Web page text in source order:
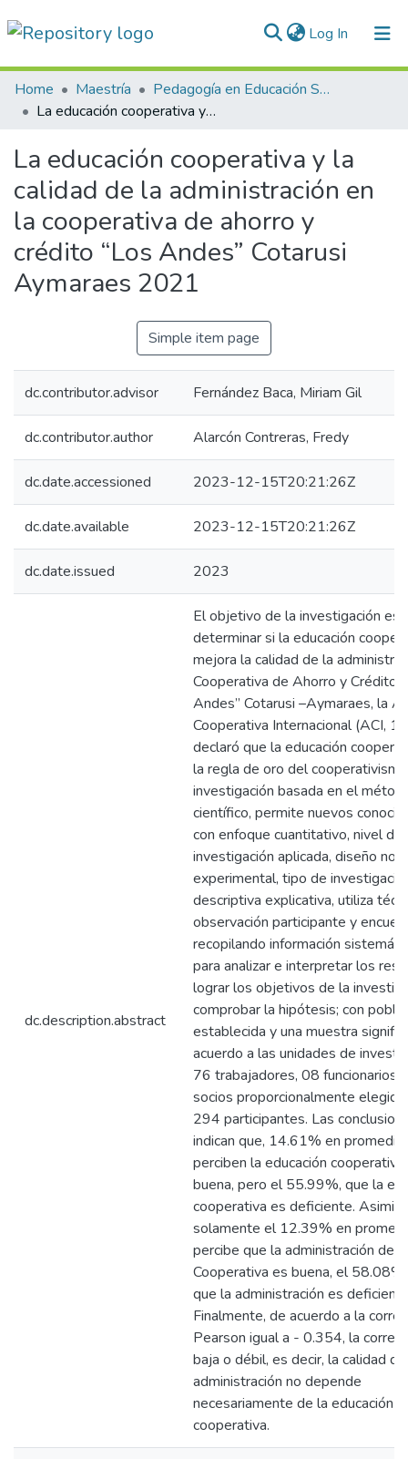
Log In (current)
Communities & Collections
All of DSpace
Statistics
Normativas
Home Maestría
Pedagogía en Educación Superior
La educación cooperativa y la calidad de la administración en la cooperativa de ahorro y crédito “Los Andes” Cotarusi Aymaraes 2021
La educación cooperativa y la
calidad de la administración en
la cooperativa de ahorro y
crédito “Los Andes” Cotarusi
Aymaraes 2021
Simple item page
dc.contributor.advisor Fernández Baca, Miriam Gil
dc.contributor.author Alarcón Contreras, Fredy
dc.date.accessioned 2023-12-15T20:21:26Z
dc.date.available 2023-12-15T20:21:26Z
dc.date.issued 2023
dc.description.abstract
El objetivo de la investigación es
determinar si la educación
mejora la calidad de la
Cooperativa de Ahorro y Crédito
Andes” Cotarusi –Aymaraes, la
Cooperativa Internacional (ACI,
declaró que la educación
la regla de oro del
investigación basada en el
científico, permite nuevos
con enfoque cuantitativo, nivel de
investigación aplicada, diseño no
experimental, tipo de
descriptiva explicativa, utiliza
observación participante y
recopilando información
para analizar e interpretar los
lograr los objetivos de la
comprobar la hipótesis; con
establecida y una muestra
acuerdo a las unidades de
76 trabajadores, 08 funcionarios
socios proporcionalmente
294 participantes. Las
indican que, 14.61% en promedio,
perciben la educación
buena, pero el 55.99%, que la
cooperativa es deficiente.
solamente el 12.39% en
percibe que la administración de la
Cooperativa es buena, el 58.08%
que la administración es
Finalmente, de acuerdo a la
Pearson igual a - 0.354, la
baja o débil, es decir, la calidad
administración no depende
necesariamente de la educación
cooperativa.